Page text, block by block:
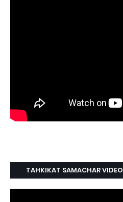
TAHKIKAT SAMACHAR VIDEO